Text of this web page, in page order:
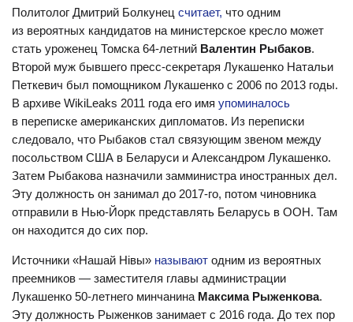
Политолог Дмитрий Болкунец считает, что одним
из вероятных кандидатов на министерское кресло может
стать уроженец Томска 64-летний Валентин Рыбаков.
Второй муж бывшего пресс-секретаря Лукашенко Натальи
Петкевич был помощником Лукашенко с 2006 по 2013 годы.
В архиве WikiLeaks 2011 года его имя упоминалось
в переписке американских дипломатов. Из переписки
следовало, что Рыбаков стал связующим звеном между
посольством США в Беларуси и Александром Лукашенко.
Затем Рыбакова назначили замминистра иностранных дел.
Эту должность он занимал до 2017-го, потом чиновника
отправили в Нью-Йорк представлять Беларусь в ООН. Там
он находится до сих пор.
Источники «Нашай Нівы» называют одним из вероятных
преемников — заместителя главы администрации
Лукашенко 50-летнего минчанина Максима Рыженкова.
Эту должность Рыженков занимает с 2016 года. До тех пор